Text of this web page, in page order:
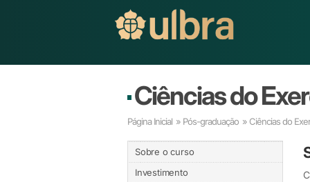
Ciências do
Página Inicial » Pós-graduação » Ciências do
Sobre o curso
Investimento